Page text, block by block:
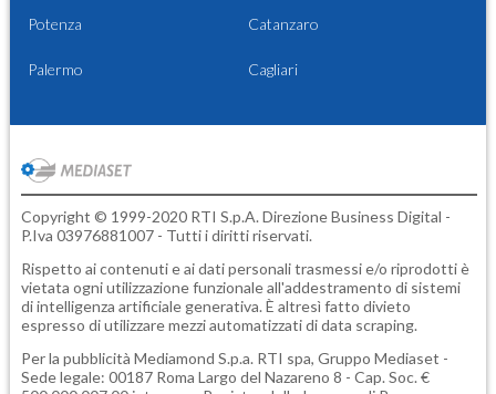
Potenza Catanzaro
Palermo Cagliari
Copyright © 1999-2020 RTI S.p.A. Direzione Business Digital -
P.Iva 03976881007 - Tutti i diritti riservati.
Rispetto ai contenuti e ai dati personali trasmessi e/o riprodotti è
vietata ogni utilizzazione funzionale all'addestramento di sistemi
di intelligenza artificiale generativa. È altresì fatto divieto
espresso di utilizzare mezzi automatizzati di data scraping.
Per la pubblicità Mediamond S.p.a. RTI spa, Gruppo Mediaset -
Sede legale: 00187 Roma Largo del Nazareno 8 - Cap. Soc. €